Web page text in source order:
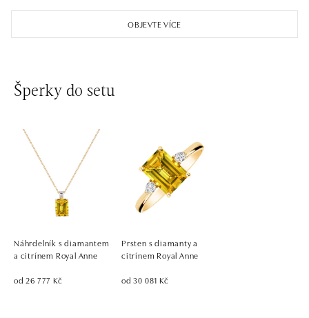
OBJEVTE VÍCE
Šperky do setu
Náhrdelník s diamantem
a citrínem Royal Anne
od 26 777 Kč
Prsten s diamanty a
citrínem Royal Anne
od 30 081 Kč